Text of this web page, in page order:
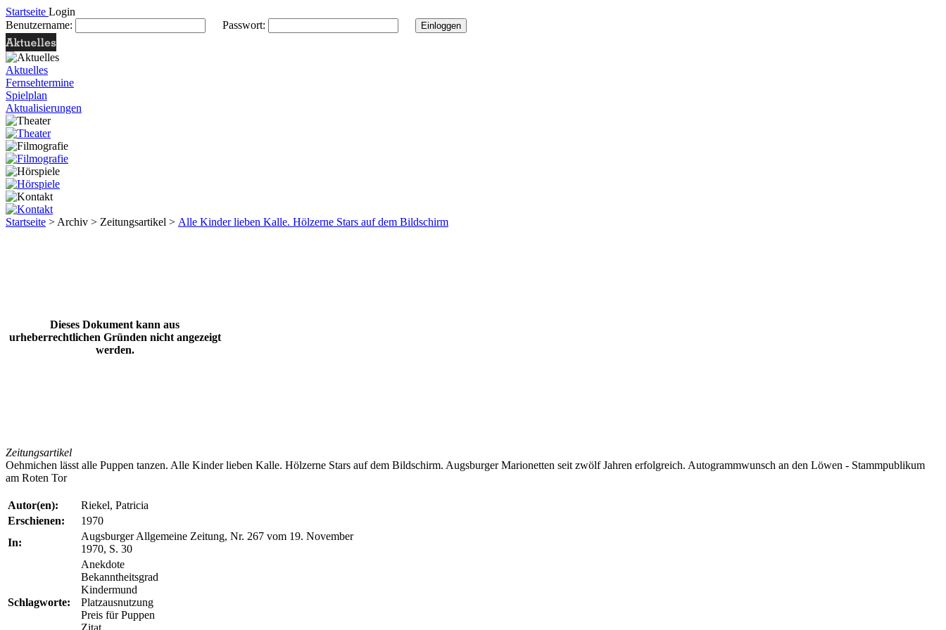
Startseite Login
Benutzername:
Passwort:
Aktuelles
Fernsehtermine
Spielplan
Aktualisierungen
Startseite > Archiv > Zeitungsartikel > Alle Kinder lieben Kalle. Hölzerne Stars auf dem Bildschirm
Dieses Dokument kann aus
urheberrechtlichen Gründen nicht angezeigt
werden.
Zeitungsartikel
Oehmichen lässt alle Puppen tanzen. Alle Kinder lieben Kalle. Hölzerne Stars auf dem Bildschirm. Augsburger Marionetten seit zwölf Jahren erfolgreich. Autogrammwunsch an den Löwen - Stammpublikum
am Roten Tor
Autor(en):
Riekel, Patricia
Erschienen:
1970
In:
Augsburger Allgemeine Zeitung, Nr. 267 vom 19. November
1970, S. 30
Schlagworte:
Anekdote
Bekanntheitsgrad
Kindermund
Platzausnutzung
Preis für Puppen
Zitat